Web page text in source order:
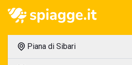
Piana di Sibari